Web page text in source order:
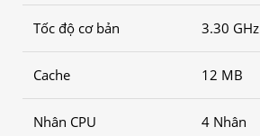
Tốc độ cơ bản 3.30 GHz
Cache 12 MB
Nhân CPU 4 Nhân